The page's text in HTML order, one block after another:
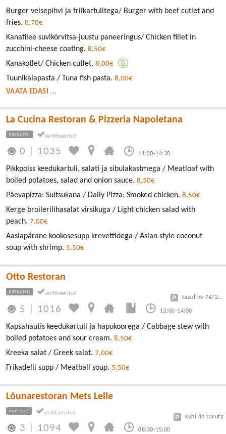
Burger veisepihvi ja friikartulitega/ Burger with beef cutlet and
fries. 8,70€
Kanafilee suvikõrvitsa-juustu paneeringus/ Chicken fillet in
zucchini-cheese coating. 8,50€
Kanakotlet/ Chicken cutlet. 8,00€
Tuunikalapasta / Tuna fish pasta. 8,00€
VAATA EDASI ...
La Cucina Restoran & Pizzeria Napoletana
KESKLINN
0 1035 11:30-14:30
Pikkpoiss keedukartuli, salati ja sibulakastmega / Meatloaf with
boiled potatoes, salad and onion sauce. 8,50€
Päevapizza: Suitsukana / Daily Pizza: Smoked chicken. 8,50€
Kerge broilerilihasalat virsikuga / Light chicken salad with
peach. 7,00€
Aasiapärane kookosesupp krevettidega / Asian style coconut
soup with shrimp. 5,50€
Otto Restoran
KESKLINN
5 1016 12:00-14:00
tasuline 7€/24h
Kapsahautis keedukartuli ja hapukoorega / Cabbage stew with
boiled potatoes and sour cream. 8,50€
Kreeka salat / Greek salat. 7,00€
Frikadelli supp / Meatball soup. 5,50€
Lõunarestoran Mets Lelle
KRISTIINE
3 1094 08:30-15:00
kuni 4h tasuta